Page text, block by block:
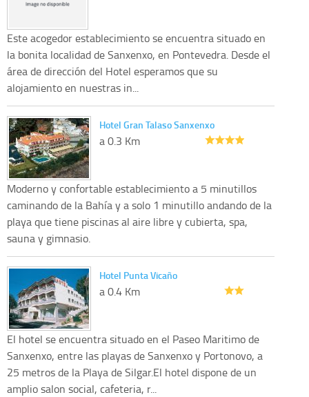
Este acogedor establecimiento se encuentra situado en
la bonita localidad de Sanxenxo, en Pontevedra. Desde el
área de dirección del Hotel esperamos que su
alojamiento en nuestras in...
Hotel Gran Talaso Sanxenxo
a 0.3 Km
Moderno y confortable establecimiento a 5 minutillos
caminando de la Bahía y a solo 1 minutillo andando de la
playa que tiene piscinas al aire libre y cubierta, spa,
sauna y gimnasio.
Hotel Punta Vicaño
a 0.4 Km
El hotel se encuentra situado en el Paseo Maritimo de
Sanxenxo, entre las playas de Sanxenxo y Portonovo, a
25 metros de la Playa de Silgar.El hotel dispone de un
amplio salon social, cafeteria, r...